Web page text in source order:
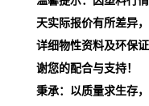
天实际报价有所差异
详细物性资料及环保
谢您的配合与支持！
秉承：以质量求生存